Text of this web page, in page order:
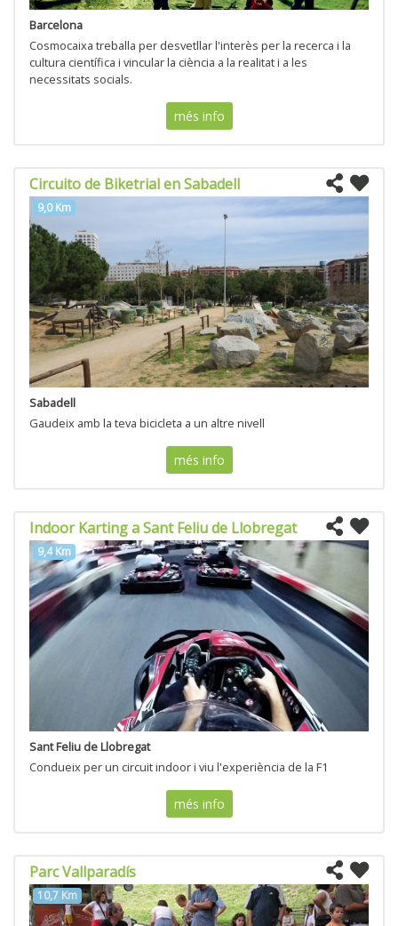
Barcelona
Cosmocaixa treballa per desvetllar l'interès per la recerca i la
cultura científica i vincular la ciència a la realitat i a les
necessitats socials.
més info
Circuito de Biketrial en Sabadell
9,0 Km
Sabadell
Gaudeix amb la teva bicicleta a un altre nivell
més info
Indoor Karting a Sant Feliu de Llobregat
9,4 Km
Sant Feliu de Llobregat
Condueix per un circuit indoor i viu l'experiència de la F1
més info
Parc Vallparadís
10,7 Km